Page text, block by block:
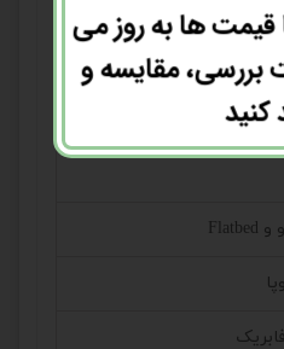
قیمت ها به روز می
بررسی، مقایسه و
کنید